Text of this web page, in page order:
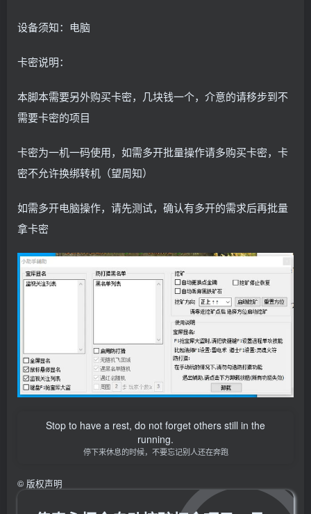
设备须知：电脑
卡密说明：
本脚本需要另外购买卡密，几块钱一个，介意的请移步到不
需要卡密的项目
卡密为一机一码使用，如需多开批量操作请多购买卡密，卡
密不允许换绑转机（望周知）
如需多开电脑操作，请先测试，确认有多开的需求后再批量
拿卡密
Stop to have a rest, do not forget others still in the
running.
停下来休息的时候，不要忘记别人还在奔跑
© 版权声明